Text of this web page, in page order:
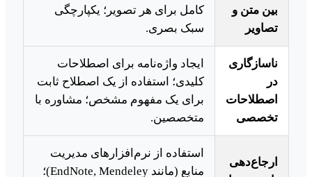
بین متن و
تصاویر
کامل برای هر تصویر؛ یکپارچگی
سبک بصری.
ناسازگاری
در
اصطلاحات
تخصصی
ایجاد واژه‌نامه برای اصطلاحات
کلیدی؛ استفاده از یک اصطلاح ثابت
برای یک مفهوم مشخص؛ مشاوره با
متخصصین.
ارجاع‌دهی
استفاده از نرم‌افزارهای مدیریت
منابع (مانند EndNote, Mendeley)؛